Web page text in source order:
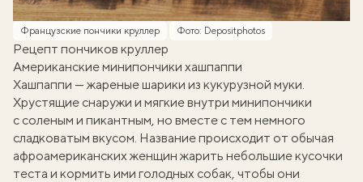
Французские пончики круллер Фото: Depositphotos
Рецепт пончиков круллер
Американские минипончики хашпаппи
Хашпаппи — жареные шарики из кукурузной муки.
Хрустящие снаружи и мягкие внутри минипончики
с соленым и пикантным, но вместе с тем немного
сладковатым вкусом. Название происходит от обычая
афроамериканских женщин жарить небольшие кусочки
теста и кормить ими голодных собак, чтобы они